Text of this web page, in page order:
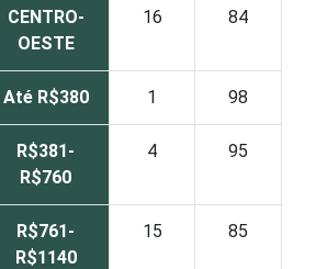
CENTRO-
OESTE
16 84
Até R$380 1 98
R$381-
R$760
4 95
R$761-
R$1140
15 85